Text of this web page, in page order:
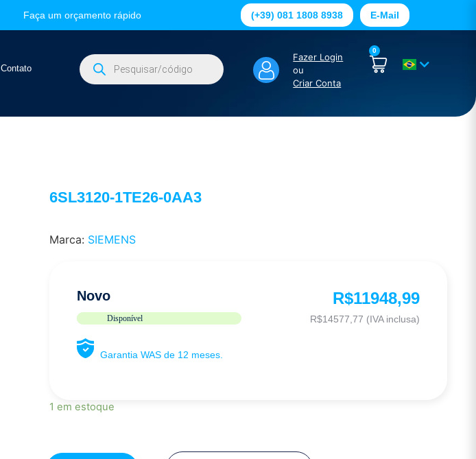
Faça um orçamento rápido (+39) 081 1808 8938 E-Mail
Contato
Fazer Login
ou
Criar Conta
0
6SL3120-1TE26-0AA3
Marca: SIEMENS
Novo
Disponível
Garantia WAS de 12 meses.
R$11948,99
R$14577,77 (IVA inclusa)
1 em estoque